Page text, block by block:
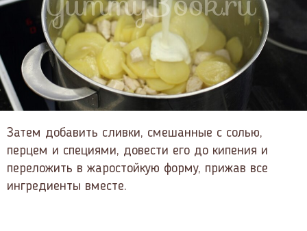
Затем добавить сливки, смешанные с солью,
перцем и специями, довести его до кипения и
переложить в жаростойкую форму, прижав все
ингредиенты вместе.